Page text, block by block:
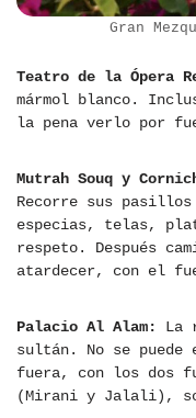
Gran
Teatro de la Ópera
mármol blanco.
la pena verlo por
Mutrah Souq y
Recorre sus
especias, telas,
respeto. Después
atardecer, con el
Palacio Al Alam:
La
sultán. No se
fuera, con los dos
(Mirani y Jalali),